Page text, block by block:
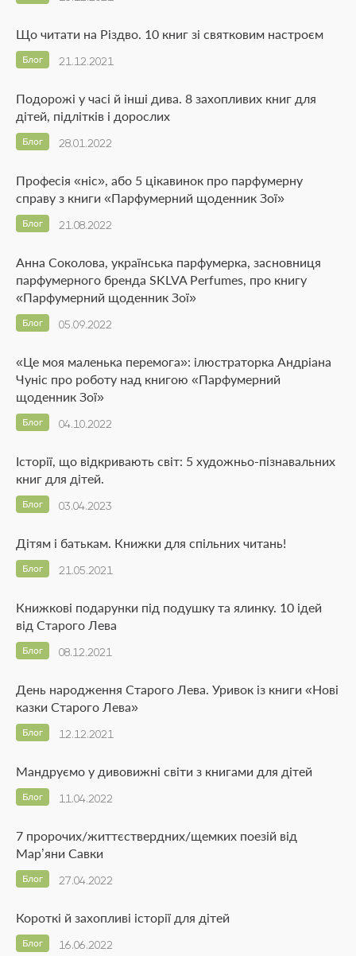
Що читати на Різдво. 10 книг зі святковим настроєм
21.12.2021
Блог
Подорожі у часі й інші дива. 8 захопливих книг для
дітей, підлітків і дорослих
28.01.2022
Блог
Професія «ніс», або 5 цікавинок про парфумерну
справу з книги «Парфумерний щоденник Зої»
21.08.2022
Блог
Анна Соколова, українська парфумерка, засновниця
парфумерного бренда SKLVA Perfumes, про книгу
«Парфумерний щоденник Зої»
05.09.2022
Блог
«Це моя маленька перемога»: ілюстраторка Андріана
Чуніс про роботу над книгою «Парфумерний
щоденник Зої»
04.10.2022
Блог
Історії, що відкривають світ: 5 художньо-пізнавальних
книг для дітей.
03.04.2023
Блог
Дітям і батькам. Книжки для спільних читань!
21.05.2021
Блог
Книжкові подарунки під подушку та ялинку. 10 ідей
від Старого Лева
08.12.2021
Блог
День народження Старого Лева. Уривок із книги «Нові
казки Старого Лева»
12.12.2021
Блог
Мандруємо у дивовижні світи з книгами для дітей
11.04.2022
Блог
7 пророчих/життєствердних/щемких поезій від
Мар’яни Савки
27.04.2022
Блог
Короткі й захопливі історії для дітей
16.06.2022
Блог